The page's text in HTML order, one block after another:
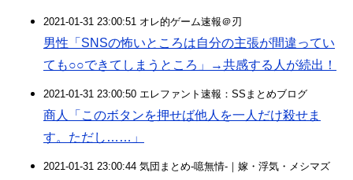
2021-01-31 23:00:51 オレ的ゲーム速報＠刃
男性「SNSの怖いところは自分の主張が間違ってい
ても○○できてしまうところ」→共感する人が続出！
2021-01-31 23:00:50 エレファント速報：SSまとめブログ
商人「このボタンを押せば他人を一人だけ殺せま
す。ただし……」
2021-01-31 23:00:44 気団まとめ-噫無情-｜嫁・浮気・メシマズ